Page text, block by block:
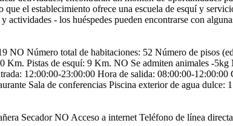
el establecimiento ofrece una escuela de esquí y
actividades - los huéspedes pueden encontrarse con
NO Número total de habitaciones: 52 Número de pisos
Km. Pistas de esquí: 9 Km. NO Se admiten animales -5kg
12:00:00-23:00:00 Hora de salida: 08:00:00-12:00:00
Sala de conferencias Piscina exterior de agua dulce: 1
Secador NO Acceso a internet Teléfono de línea directa